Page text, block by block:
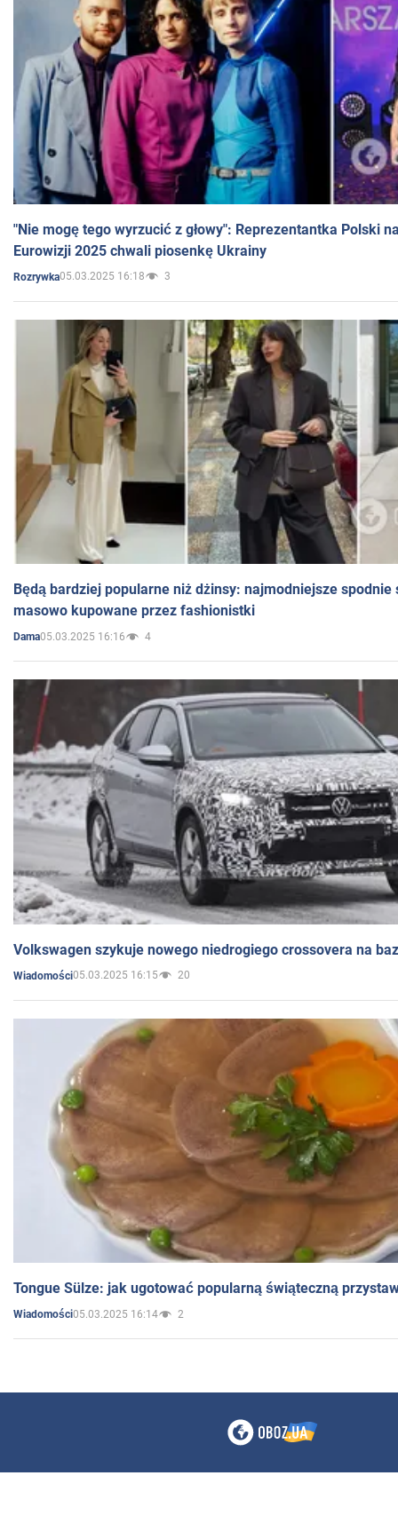
"Nie mogę tego wyrzucić z głowy": Reprezentantka Polski
Eurowizji 2025 chwali piosenkę Ukrainy
Rozrywka05.03.2025 16:18 3
Będą bardziej popularne niż dżinsy: najmodniejsze spodnie
masowo kupowane przez fashionistki
Dama05.03.2025 16:16 4
Volkswagen szykuje nowego niedrogiego crossovera na
Wiadomości05.03.2025 16:15 20
Tongue Sülze: jak ugotować popularną świąteczną
Wiadomości05.03.2025 16:14 2